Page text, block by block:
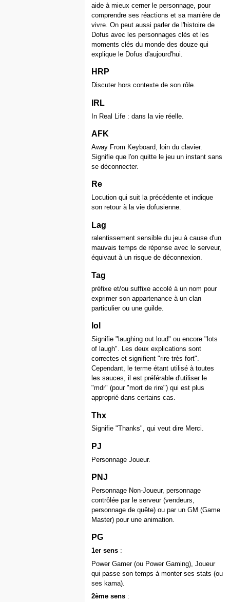
aide à mieux cerner le personnage, pour
comprendre ses réactions et sa manière de
vivre. On peut aussi parler de l'histoire de
Dofus avec les personnages clés et les
moments clés du monde des douze qui
explique le Dofus d'aujourd'hui.
HRP
Discuter hors contexte de son rôle.
IRL
In Real Life : dans la vie réelle.
AFK
Away From Keyboard, loin du clavier.
Signifie que l'on quitte le jeu un instant sans
se déconnecter.
Re
Locution qui suit la précédente et indique
son retour à la vie dofusienne.
Lag
ralentissement sensible du jeu à cause d'un
mauvais temps de réponse avec le serveur,
équivaut à un risque de déconnexion.
Tag
préfixe et/ou suffixe accolé à un nom pour
exprimer son appartenance à un clan
particulier ou une guilde.
lol
Signifie "laughing out loud" ou encore "lots
of laugh". Les deux explications sont
correctes et signifient "rire très fort".
Cependant, le terme étant utilisé à toutes
les sauces, il est préférable d'utiliser le
"mdr" (pour "mort de rire") qui est plus
approprié dans certains cas.
Thx
Signifie "Thanks", qui veut dire Merci.
PJ
Personnage Joueur.
PNJ
Personnage Non-Joueur, personnage
contrôlée par le serveur (vendeurs,
personnage de quête) ou par un GM (Game
Master) pour une animation.
PG
1er sens:
Power Gamer (ou Power Gaming), Joueur
qui passe son temps à monter ses stats (ou
ses kama).
2ème sens: